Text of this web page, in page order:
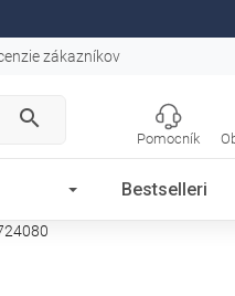
zákazníkov
search
Pomocník
Bestselleri